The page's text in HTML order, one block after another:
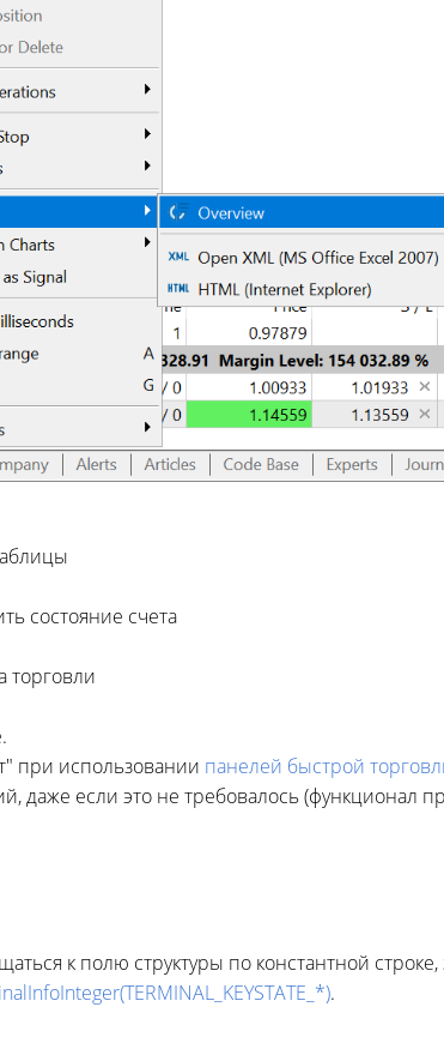
состояние счета
торговли
при использовании панелей быстрой
даже если это не требовалось (функционал
к полю структуры по константной
.